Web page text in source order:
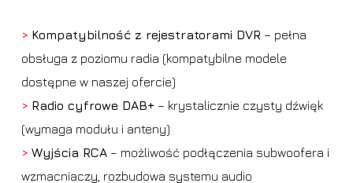
> Kompatybilność z rejestratorami DVR – pełna
obsługa z poziomu radia (kompatybilne modele
dostępne w naszej ofercie)
> Radio cyfrowe DAB+– krystalicznie czysty dźwięk
(wymaga modułu i anteny)
> Wyjścia RCA– możliwość podłączenia subwoofera i
wzmacniaczy, rozbudowa systemu audio